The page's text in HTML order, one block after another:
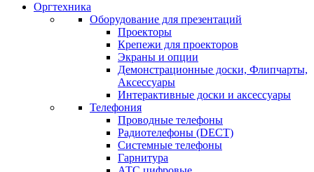
Оргтехника
Оборудование для презентаций
Проекторы
Крепежи для проекторов
Экраны и опции
Демонстрационные доски, Флипчарты,
Аксессуары
Интерактивные доски и аксессуары
Телефония
Проводные телефоны
Радиотелефоны (DECT)
Системные телефоны
Гарнитура